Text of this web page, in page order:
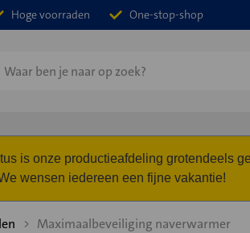
Hoge voorraden One-stop-shop
is onze productieafdeling grotendeels
wensen iedereen een fijne vakantie!
Maximaalbeveiliging naverwarmer